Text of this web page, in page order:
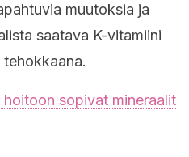
muutoksia ja
saatava K-vitamiini
hoitoon sopivat mineraalit